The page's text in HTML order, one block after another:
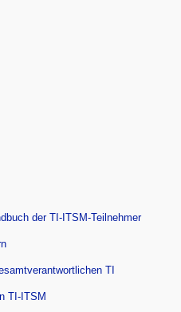
der TI-ITSM-Teilnehmer
TI
TI-ITSM